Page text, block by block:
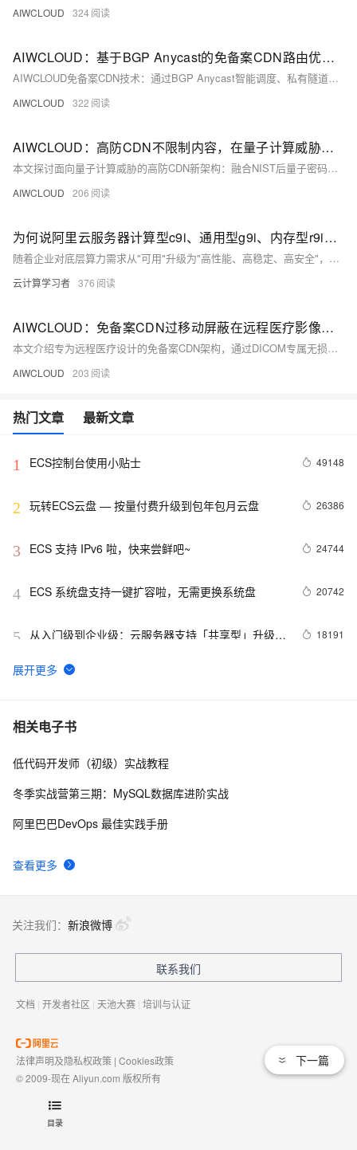
目录
AIWCLOUD 324
AIWCLOUD：基于BGP Anycast的免备案CDN路由优化实践
AIWCLOUD免备案CDN技术：通过BGP Anycast智能调度、私有隧道回源、内核级TCP调优（BBR/TFO/InitCWND）及源站隐身等创新，突破ICP备案限制，在合规前提下实现未备案域名的大陆高速稳定访问。（239字）
AIWCLOUD 322
AIWCLOUD：高防CDN不限制内容，在量子计算威胁下的抗破解传输架构与后量子密码学实践
本文探讨面向量子计算威胁的高防CDN新架构：融合NIST后量子密码（如Kyber、Dilithium），采用混合密钥交换与抗量子签名，结合恒定时间实现和双层加密，兼顾兼容性与“量子生存能力”，为金融、政务等高敏场景构筑前瞻性传输防线。（239字）
AIWCLOUD 206
为何说阿里云服务器计算型c9i、通用型g9i、内存型r9i实例是高性能需求专业之选？CPU架构、性能、场景解析
随着企业对底层算力需求从"可用"升级为"高性能、高稳定、高安全"，阿里云第九代企业级ECS实例——计算型c9i、通用型g9i、内存型r9i应运而生。三款实例搭载自研CIPU架构与英特尔®至强®6处理器，单核算力最高提升20%，实现近乎"零损耗"虚拟化，并集成AMX矩阵加速与TDX安全技术。网络带宽升级至400G，存储支持360万IOPS。适用于AI推理、大数据分析、高并发在线服务等场景，已服务超3万家客户，是企业高性能计算的专业之选。
云计算学习者 376
AIWCLOUD：免备案CDN过移动屏蔽在远程医疗影像传输中的无损压缩与极速回源技术
本文介绍专为远程医疗设计的免备案CDN架构，通过DICOM专属无损压缩、TCP协议栈深度调优及DSCP优先级调度等技术，在未备案前提下实现CT/MRI等海量影像的零损耗、低延迟、高可靠跨境传输，助力云诊断平台高效合规落地。（239字）
AIWCLOUD 203
热门文章 最新文章
1 ECS控制台使用小贴士 49148
2 玩转ECS云盘 — 按量付费升级到包年包月云盘 26386
3 ECS 支持 IPv6 啦，快来尝鲜吧~ 24744
4 ECS 系统盘支持一键扩容啦，无需更换系统盘 20742
5
从入门级到企业级：云服务器支持「共享型」升级
18191
6 VPC实例公网IP转弹性公网IP功能
7 【降价信息】弹性计算好“任性”，ECS又降价了~
8 省钱小贴士（ECS）：教你如何每年省出8w+ 块
相关电子书
查看更多
低代码开发师（初级）实战教程
冬季实战营第三期：MySQL数据库进阶实战
阿里巴巴DevOps 最佳实践手册
下一篇
关注我们： 新浪微博
联系我们
文档 | 开发者社区 | 天池大赛 | 培训与认证
法律声明及隐私权政策 | Cookies政策
© 2009-现在 Aliyun.com 版权所有
域名注册服务机构许可：